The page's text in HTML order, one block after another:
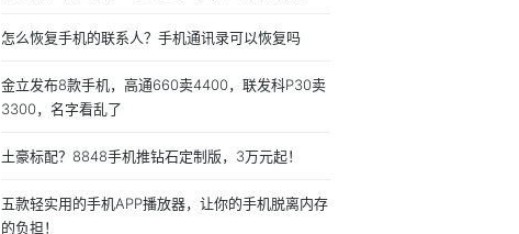
怎么恢复手机的联系人？手机通讯录可以恢复吗
金立发布8款手机，高通660卖4400，联发科P30卖
3300，名字看乱了
土豪标配？8848手机推钻石定制版，3万元起！
五款轻实用的手机APP播放器，让你的手机脱离内存
的负担！